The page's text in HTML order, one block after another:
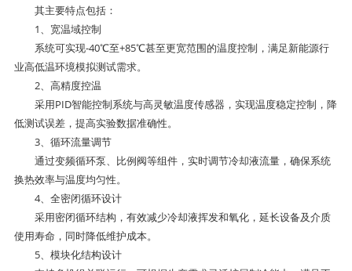
其主要特点包括：
1、宽温域控制
系统可实现-40℃至+85℃甚至更宽范围的温度控制，满足新能源行
业高低温环境模拟测试需求。
2、高精度控温
采用PID智能控制系统与高灵敏温度传感器，实现温度稳定控制，降
低测试误差，提高实验数据准确性。
3、循环流量调节
通过变频循环泵、比例阀等组件，实时调节冷却液流量，确保系统
换热效率与温度均匀性。
4、全密闭循环设计
采用密闭循环结构，有效减少冷却液挥发和氧化，延长设备及介质
使用寿命，同时降低维护成本。
5、模块化结构设计